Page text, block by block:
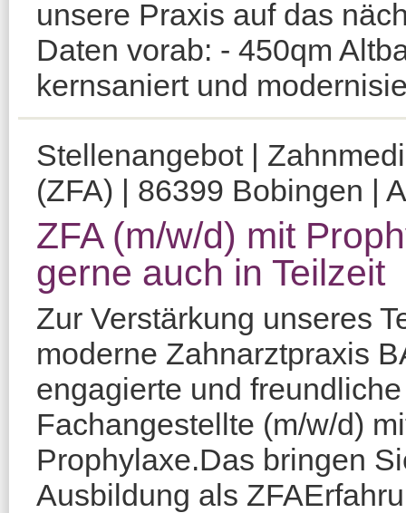
unsere Praxis auf das
Daten vorab: - 450qm
kernsaniert und
Stellenangebot |
(ZFA) | 86399 Bobingen |
ZFA (m/w/d) mit
gerne auch in Teilzeit
Zur Verstärkung unseres
moderne Zahnarztpraxis
engagierte und
Fachangestellte (m/w/d)
Prophylaxe.Das bringen
Ausbildung als